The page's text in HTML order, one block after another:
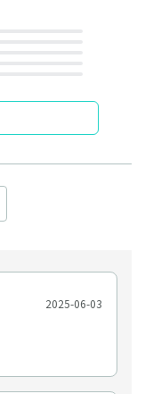
2025-06-03